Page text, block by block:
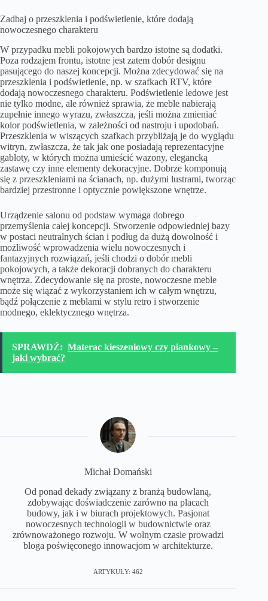
Zadbaj o przeszklenia i podświetlenie, które dodają
nowoczesnego charakteru
W przypadku mebli pokojowych bardzo istotne są dodatki.
Poza rodzajem frontu, istotne jest zatem dobór designu
pasującego do naszej koncepcji. Można zdecydować się na
przeszklenia i podświetlenie, np. w szafkach RTV, które
dodają nowoczesnego charakteru. Podświetlenie ledowe jest
nie tylko modne, ale również sprawia, że meble nabierają
zupełnie innego wyrazu, zwłaszcza, jeśli można zmieniać
kolor podświetlenia, w zależności od nastroju i upodobań.
Przeszklenia w wiszących szafkach przybliżają je do wyglądu
witryn, zwłaszcza, że tak jak one posiadają reprezentacyjne
gabloty, w których można umieścić wazony, elegancką
zastawę czy inne elementy dekoracyjne. Dobrze komponują
się z przeszkleniami na ścianach, np. dużymi lustrami, tworząc
bardziej przestronne i optycznie powiększone wnętrze.
Urządzenie salonu od podstaw wymaga dobrego
przemyślenia całej koncepcji. Stworzenie odpowiedniej bazy
w postaci neutralnych ścian i podług da dużą dowolność i
możliwość wprowadzenia wielu nowoczesnych i
fantazyjnych rozwiązań, jeśli chodzi o dobór mebli
pokojowych, a także dekoracji dobranych do charakteru
wnętrza. Zdecydowanie się na proste, nowoczesne meble
może się wiązać z wykorzystaniem ich w całym wnętrzu,
bądź połączenie z meblami w stylu retro i stworzenie
modnego, eklektycznego wnętrza.
SPRAWDŹ: Materac kieszeniowy czy piankowy –
jaki wybrać?
Michał Domański
Od ponad dekady związany z branżą budowlaną,
zdobywając doświadczenie zarówno na placach
budowy, jak i w biurach projektowych. Pasjonat
nowoczesnych technologii w budownictwie oraz
zrównoważonego rozwoju. W wolnym czasie prowadzi
bloga poświęconego innowacjom w architekturze.
ARTYKUŁY: 462